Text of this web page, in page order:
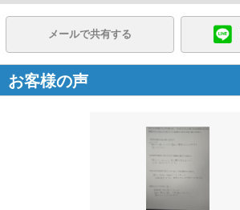
メールで共有する
お客様の声